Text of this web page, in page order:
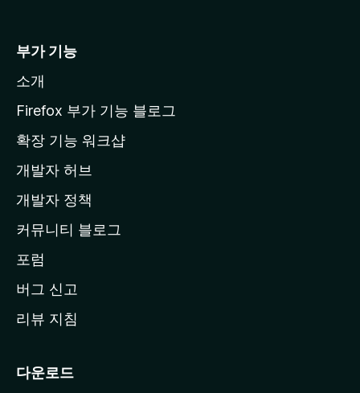
l
a
페
이
지
이
동
부가 기능
소개
Firefox 부가 기능 블로그
확장 기능 워크샵
개발자 허브
개발자 정책
커뮤니티 블로그
포럼
버그 신고
리뷰 지침
다운로드